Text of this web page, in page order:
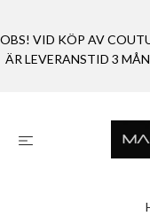
OBS! VID KÖP AV
ÄR LEVERANSTID 3